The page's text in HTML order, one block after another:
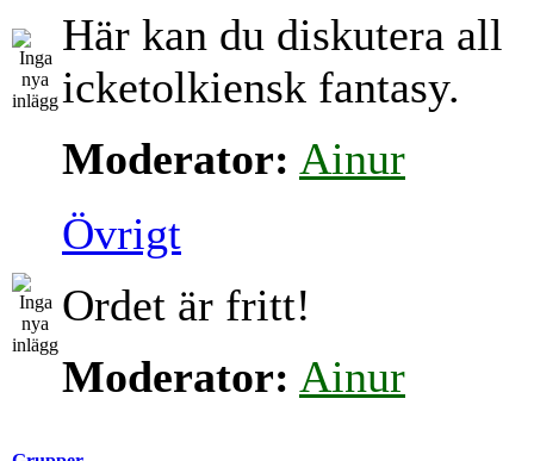
Här kan du diskutera all
icketolkiensk fantasy.
Moderator: Ainur
Övrigt
Ordet är fritt!
Moderator: Ainur